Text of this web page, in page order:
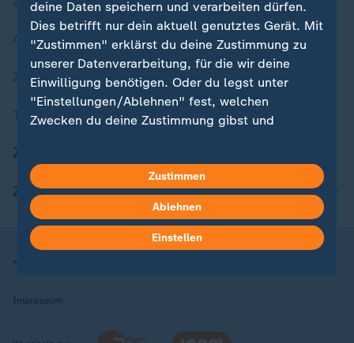
Aktuelle Sendungs-Videos
ZDFheute Stories
Themen im Überblick
ZDFheute Apps
Nutzungsbedingungen
Impressum
deine Daten speichern und verarbeiten dürfen.
Dies betrifft nur dein aktuell genutztes Gerät. Mit
"Zustimmen" erklärst du deine Zustimmung zu
unserer Datenverarbeitung, für die wir deine
Einwilligung benötigen. Oder du legst unter
"Einstellungen/Ablehnen" fest, welchen
Zwecken du deine Zustimmung gibst und
in deinen Einstellungen widerrufen oder ändern.
Hier findest du das Impressum.
Weitere Informationen findest du in unserer
Datenschutzerklärung.
Zustimmen
Ablehnen
Einstellen